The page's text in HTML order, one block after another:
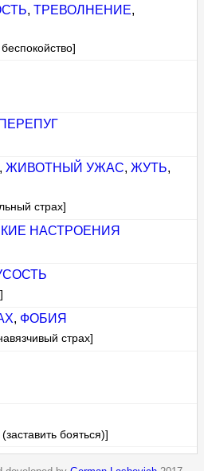
,ТРЕВОЛНЕНИЕ,
ПЕРЕПУГ
, ЖИВОТНЫЙ УЖАС, ЖУТЬ,
страх]
НАСТРОЕНИЯ
, ФОБИЯ
страх]
бояться)]